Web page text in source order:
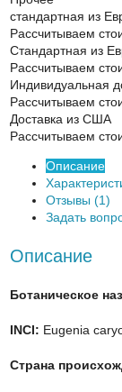
cтандартная из
Рассчитываем
Стандартная из
Рассчитываем
Индивидуальная
Рассчитываем
Доставка из США
Рассчитываем
Описание
Отзывы (1)
Задать
Описание
Ботаническое
INCI: Eugenia
Страна